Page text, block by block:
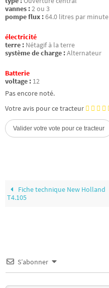
vannes :2 ou 3
pompe flux :64.0 litres par minute
électricité
terre : Nétagif à la terre
système de charge :Alternateur
Batterie
voltage : 12
Pas encore noté.
Votre avis pour ce tracteur
Fiche technique New Holland
T4.105
S’abonner